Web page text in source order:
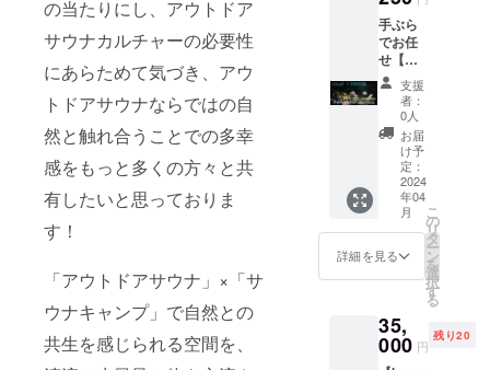
の当たりにし、アウトドア
サウナカルチャーの必要性
にあらためて気づき、アウ
トドアサウナならではの自
然と触れ合うことでの多幸
感をもっと多くの方々と共
有したいと思っておりま
す！
「アウトドアサウナ」×「サ
ウナキャンプ」で自然との
共生を感じられる空間を、
ル感
（予
定）・
am11:0
0清掃開
始
~pm13:
00お昼
ご飯
（各自
参）・
pm14:0
0~17:0
0自由サ
ウナ・
17:30終
散。 1
支援2名
様のご
いしま
す。
（有効
期限：
2025年
5月末）
※詳細の
日程は
プロ
ジェク
ト終了
後に
メール
にて調
整させ
て頂き
10:30~
12:30・
13:00~
15:00・
15:30~
17:30・
夜サウ
ナ
18:00~
20:00、
いずれ
かの時
間でご
ただけ
ます。
ナご利
用の際
は水着
りとサ
ウナ後
の極上
「とと
のい」
時間を
楽しん
でくだ
さい。
＊平日
限定の
ご利
用、２
利用料
金込み
ナ室貸
切時
間：2時
イトが
隣接し
ないの
でプラ
イベー
ト感覚
でお過
ごしい
ただけ
ます、
気兼ね
なく静
かに
りとサ
ウナ後
のい」
時間を
楽しん
でもご
予約が
可能で
す、ご
予約の
際は施
設へ直
接ご連
絡をお
願いし
ます。
サウナ
とキャ
ンプを
存分に
キャン
プは1日
２組限
利用出
来ま
す。 ・
優先予
約をお
取りい
ただけ
ます、
通常予
約サイ
トでの
販売は
2ヶ月前
からと
なりま
期間内
はいつ
でもご
手ぶら
でお任
せ【土
日・祝
日・休
前日
sauna×
camp
】リ
ターン
特権付
■ リ
ターン
特権：
・施設
通常料
¥65.000
の
15%off
支援
者：
0人
お届
け予
定：
2024
年04
月
詳細を見る
こ
の
リ
タ
ー
ン
を
選
択
す
る
35,
000 円
残り20